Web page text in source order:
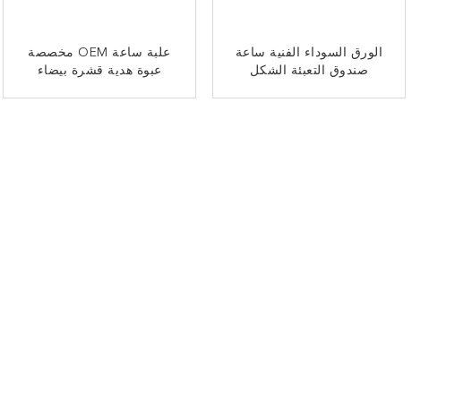
علبة ساعة OEM مخصصة
عبوة هدية قشرة بيضاء
الورق السوداء الفنية ساعة
صندوق التعبئة الشكل